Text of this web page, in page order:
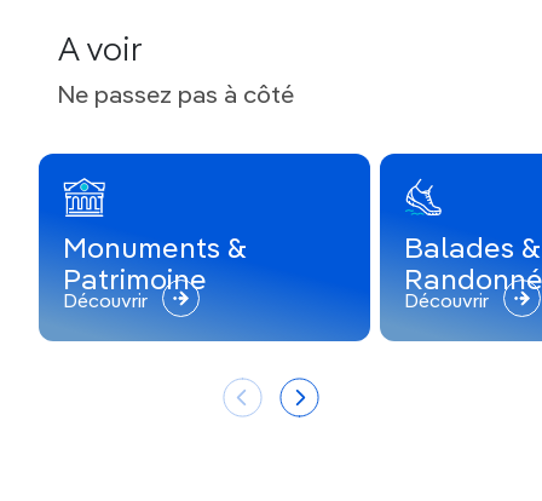
A voir
Ne passez pas à côté
Monuments &
Patrimoine
Découvrir
Balades &
Découvrir